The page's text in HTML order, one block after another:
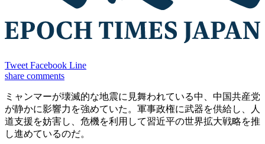
Tweet Facebook Line
share comments
ミャンマーが壊滅的な地震に見舞われている中、中国共産党
が静かに影響力を強めていた。軍事政権に武器を供給し、人
道支援を妨害し、危機を利用して習近平の世界拡大戦略を推
し進めているのだ。